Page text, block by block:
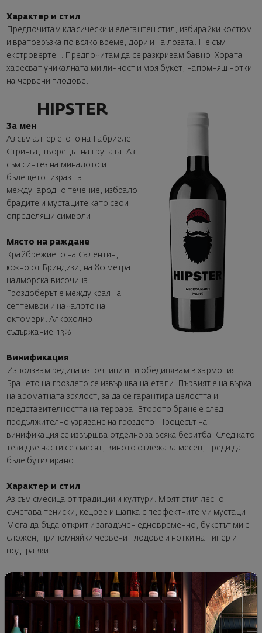
Характер и стил
Предпочитам класически и елегантен стил, избирайки костюм
и вратовръзка по всяко време, дори и на лозата. Не съм
екстровертен. Предпочитам да се разкривам бавно. Хората
харесват уникалната ми личност и моя букет, напомнящ нотки
на червени плодове.
HIPSTER
За мен
Аз съм алтер егото на Габриеле
Стринга, творецът на групата. Аз
съм синтез на миналото и
бъдещето, израз на
международно течение, избрало
брадите и мустаците като свои
определящи символи.
Място на раждане
Крайбрежието на Салентин,
южно от Бриндизи, на 80 метра
надморска височина.
Гроздоберът е между края на
септември и началото на
октомври. Алкохолно
съдържание: 13%.
Винификация
Използвам редица източници и ги обединявам в хармония.
Брането на гроздето се извършва на етапи. Първият е на върха
на ароматната зрялост, за да се гарантира целостта и
представителността на тероара. Второто бране е след
продължително узряване на гроздето. Процесът на
винификация се извършва отделно за всяка беритба. След като
тези две части се смесят, виното отлежава месец, преди да
бъде бутилирано.
Характер и стил
Аз съм смесица от традиции и култури. Моят стил лесно
съчетава тениски, кецове и шапка с перфектните ми мустаци.
Мога да бъда открит и загадъчен едновременно, букетът ми е
сложен, припомняйки червени плодове и нотки на пипер и
подправки.
NERD
За мен
Аз съм алтер егото на Алберто
Бурато – човек, посветен на